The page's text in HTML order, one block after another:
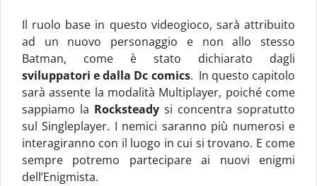
Il ruolo base in questo videogioco, sarà attribuito
ad un nuovo personaggio e non allo stesso
Batman, come è stato dichiarato dagli
sviluppatori e dalla Dc comics. In questo capitolo
sarà assente la modalità Multiplayer, poiché come
sappiamo la Rocksteady si concentra sopratutto
sul Singleplayer. I nemici saranno più numerosi e
interagiranno con il luogo in cui si trovano. E come
sempre potremo partecipare ai nuovi enigmi
dell’Enigmista.